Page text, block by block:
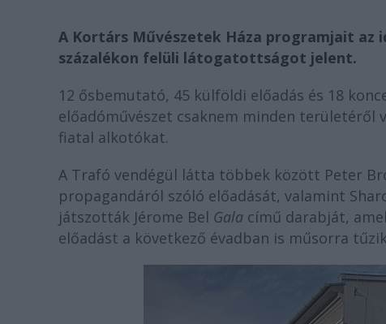
A Kortárs Művészetek Háza programjait az
százalékon felüli látogatottságot jelent.
12 ősbemutató, 45 külföldi előadás és 18
előadóművészet csaknem minden
fiatal alkotókat.
A Trafó vendégül látta többek között Peter
propagandáról szóló előadását, valamint
játszották Jérome Bel Gala című darabját,
előadást a következő évadban is műsorra